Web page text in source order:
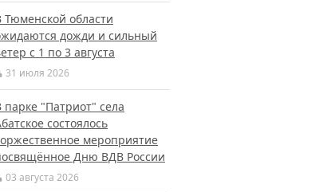
Тюменской области
дожди и сильный
с 1 по 3 августа
31 июля 2026
парке "Патриот" села
состоялось
мероприятие
Дню ВДВ России
03 августа 2026